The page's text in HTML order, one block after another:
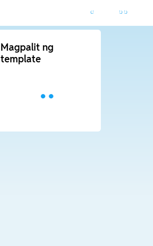
Magpalit ng
template